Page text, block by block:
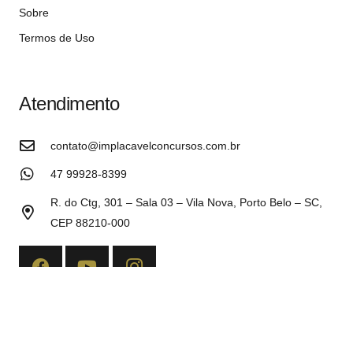
Sobre
Termos de Uso
Atendimento
contato@implacavelconcursos.com.br
47 99928-8399
R. do Ctg, 301 – Sala 03 – Vila Nova, Porto Belo – SC,
CEP 88210-000